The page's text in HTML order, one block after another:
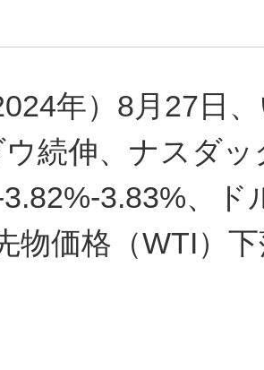
年）8月27日
続伸、ナスダッ
3.83%、ド
物価格（WTI）